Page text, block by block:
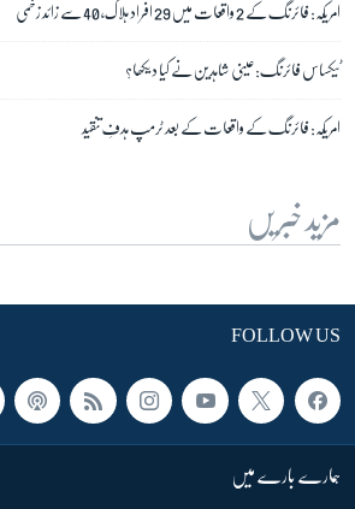
امریکہ: فائرنگ کے 2 واقعات میں 29 افراد ہلاک، 40 سے زائد زخمی
ٹیکساس فائرنگ: عینی شاہدین نے کیا دیکھا؟
امریکہ: فائرنگ کے واقعات کے بعد ٹرمپ ہدفِ تنقید
مزید خبریں
FOLLOW US
ہمارے بارے میں